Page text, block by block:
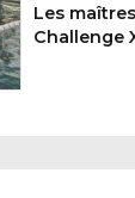
Les
Challenge